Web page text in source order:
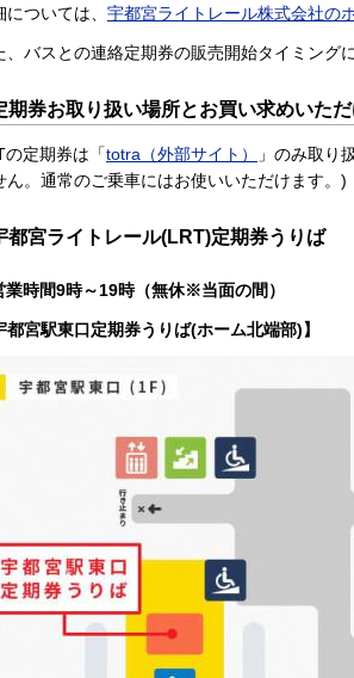
については、 宇都宮ライトレール株式会社の
、バスとの連絡定期券の販売開始タイミング
期券お取り扱い場所とお買い求めいた
の定期券は「totra（外部サイト）
」のみ取り
ん。通常のご乗車にはお使いいただけます。)
都宮ライトレール(LRT)定期券うりば
業時間9時～19時（無休※当面の間）
都宮駅東口定期券うりば(ホーム北端部)】